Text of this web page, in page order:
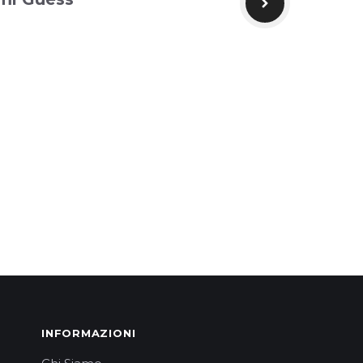
INFORMAZIONI